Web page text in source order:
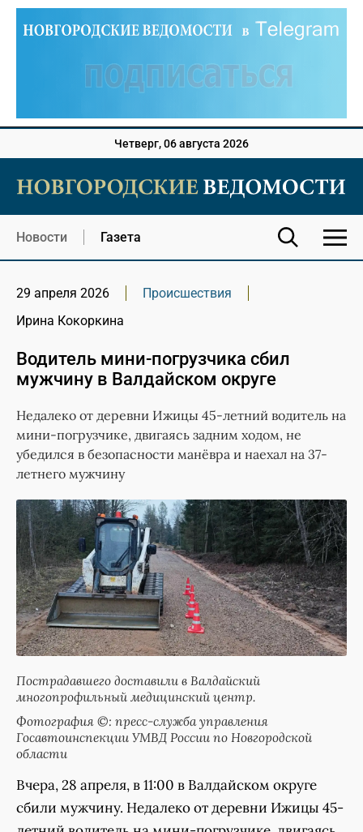
Четверг, 06 августа 2026
Новости Газета
29 апреля 2026
Происшествия
Ирина Кокоркина
Водитель мини-погрузчика сбил
мужчину в Валдайском округе
Недалеко от деревни Ижицы 45-летний водитель на
мини-погрузчике, двигаясь задним ходом, не
убедился в безопасности манёвра и наехал на 37-
летнего мужчину
Пострадавшего доставили в Валдайский
многопрофильный медицинский центр.
Фотография ©: пресс-служба управления
Госавтоинспекции УМВД России по Новгородской
области
Вчера, 28 апреля, в 11:00 в Валдайском округе
сбили мужчину. Недалеко от деревни Ижицы 45-